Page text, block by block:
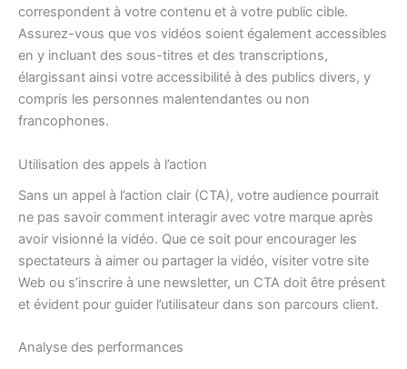
correspondent à votre contenu et à votre public cible.
Assurez-vous que vos vidéos soient également accessibles
en y incluant des sous-titres et des transcriptions,
élargissant ainsi votre accessibilité à des publics divers, y
compris les personnes malentendantes ou non
francophones.
Utilisation des appels à l’action
Sans un appel à l’action clair (CTA), votre audience pourrait
ne pas savoir comment interagir avec votre marque après
avoir visionné la vidéo. Que ce soit pour encourager les
spectateurs à aimer ou partager la vidéo, visiter votre site
Web ou s’inscrire à une newsletter, un CTA doit être présent
et évident pour guider l’utilisateur dans son parcours client.
Analyse des performances